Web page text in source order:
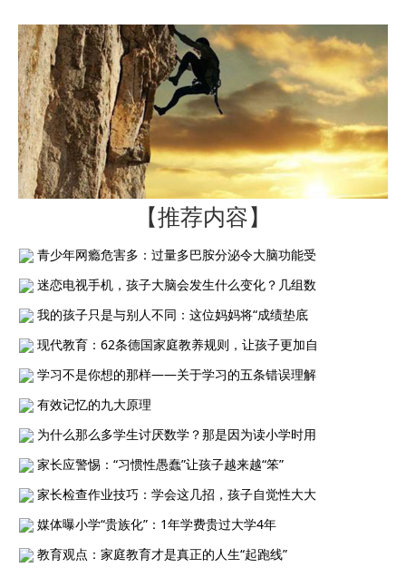
【推荐内容】
青少年网瘾危害多：过量多巴胺分泌令大脑功能受
迷恋电视手机，孩子大脑会发生什么变化？几组数
我的孩子只是与别人不同：这位妈妈将“成绩垫底
现代教育：62条德国家庭教养规则，让孩子更加自
学习不是你想的那样——关于学习的五条错误理解
有效记忆的九大原理
为什么那么多学生讨厌数学？那是因为读小学时用
家长应警惕：“习惯性愚蠢”让孩子越来越“笨”
家长检查作业技巧：学会这几招，孩子自觉性大大
媒体曝小学“贵族化”：1年学费贵过大学4年
教育观点：家庭教育才是真正的人生“起跑线”